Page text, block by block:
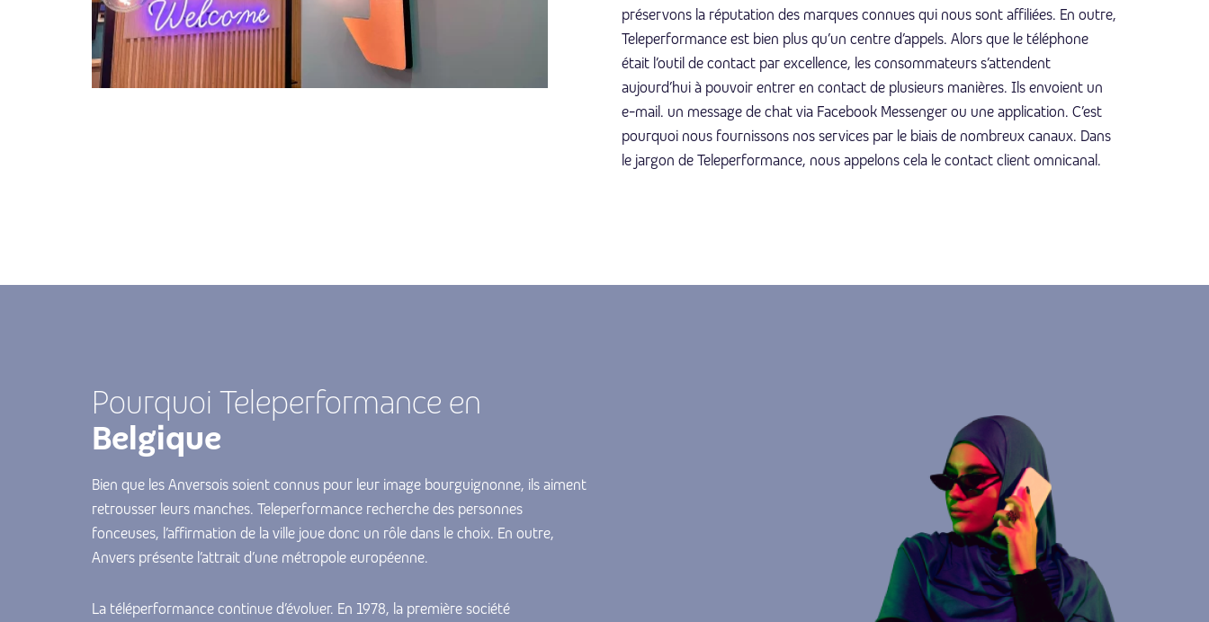
préservons la réputation des marques connues qui nous sont affiliées. En outre,
Teleperformance est bien plus qu’un centre d’appels. Alors que le téléphone
était l’outil de contact par excellence, les consommateurs s’attendent
aujourd’hui à pouvoir entrer en contact de plusieurs manières. Ils envoient un
e-mail. un message de chat via Facebook Messenger ou une application. C’est
pourquoi nous fournissons nos services par le biais de nombreux canaux. Dans
le jargon de Teleperformance, nous appelons cela le contact client omnicanal.
Pourquoi Teleperformance en
Belgique
Bien que les Anversois soient connus pour leur image bourguignonne, ils aiment
retrousser leurs manches. Teleperformance recherche des personnes
fonceuses, l’affirmation de la ville joue donc un rôle dans le choix. En outre,
Anvers présente l’attrait d’une métropole européenne.
La téléperformance continue d’évoluer. En 1978, la première société